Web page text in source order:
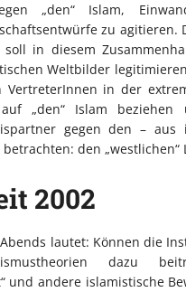
„den“ Islam,
zu agitieren.
soll in diesem
Weltbilder
in der
„den“ Islam
gegen den – aus
den „westlichen“
2002
lautet: Können die
dazu
und andere islamistische